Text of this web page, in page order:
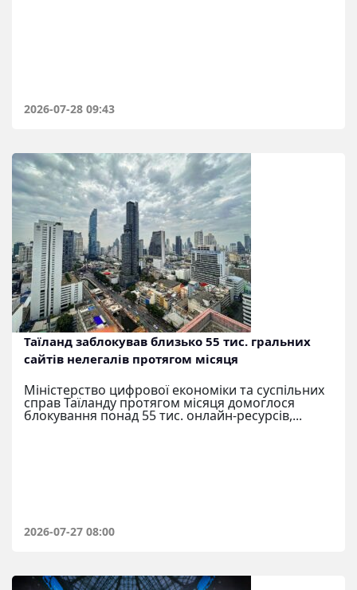
2026-07-28 09:43
Таїланд заблокував близько 55 тис. гральних
сайтів нелегалів протягом місяця
Міністерство цифрової економіки та суспільних
справ Таїланду протягом місяця домоглося
блокування понад 55 тис. онлайн-ресурсів,...
2026-07-27 08:00